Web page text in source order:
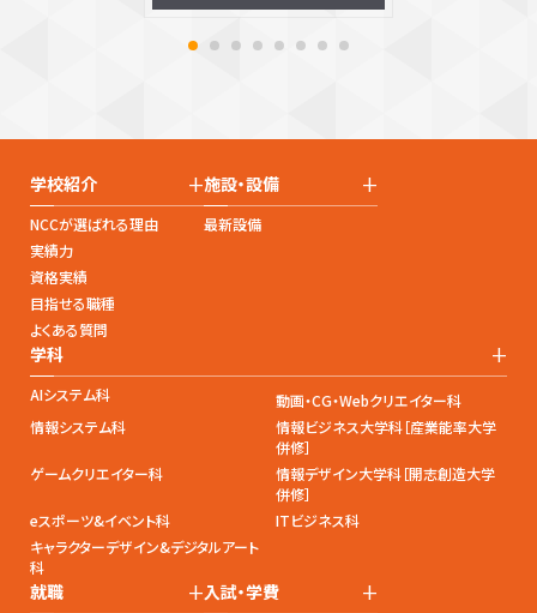
学校紹介 +
NCCが選ばれる理由
実績力
資格実績
目指せる職種
よくある質問
施設・設備 +
最新設備
学科 +
AIシステム科
動画・CG・Webクリエイター科
情報システム科
情報ビジネス大学科［産業能率大学
併修］
ゲームクリエイター科
情報デザイン大学科［開志創造大学
併修］
eスポーツ&イベント科
ITビジネス科
キャラクターデザイン&デジタルアート
科
就職 +入試・学費 +